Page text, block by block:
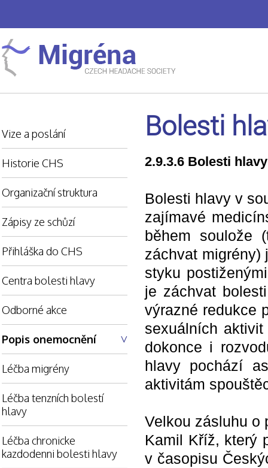
Bolesti
2.9.3.6 Bolesti
Bolesti hlavy v
zajímavé
během soulože
záchvat
styku
je záchvat
výrazné redukce
sexuálních
dokonce i
hlavy pochází
aktivitám
Velkou zásluhu o
Kamil Kříž, který
v časopisu
Vize a poslání
Historie CHS
Organizační struktura
Zápisy ze schůzí
Přihláška do CHS
Centra bolesti hlavy
Odborné akce
Popis onemocnění
Léčba migrény
Léčba tenzních bolestí
hlavy
Léčba chronicke
kazdodenni bolesti hlavy